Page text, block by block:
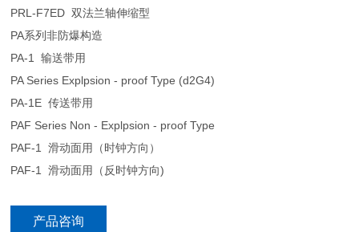
PRL-F7ED 双法兰轴伸缩型
PA系列非防爆构造
PA-1 输送带用
PA Series Explpsion - proof Type (d2G4)
PA-1E 传送带用
PAF Series Non - Explpsion - proof Type
PAF-1 滑动面用（时钟方向）
PAF-1 滑动面用（反时钟方向)
产品咨询